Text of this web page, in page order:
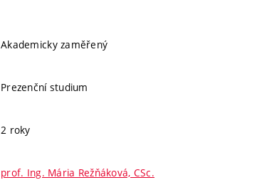
Akademicky zaměřený
Prezenční studium
2 roky
prof. Ing. Mária Režňáková, CSc.